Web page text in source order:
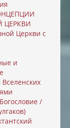
ЦЕРКВИ
Церкви с
и
/